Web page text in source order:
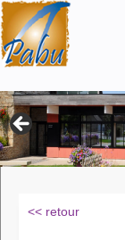
Aller
au
contenu
Skip
to
content
<< retour